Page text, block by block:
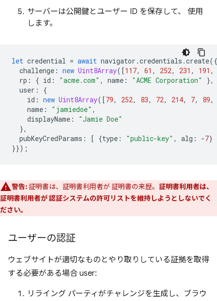
サーバーは公開鍵とユーザー ID を保存して、 使用
します。
let credential = await navigator .credentials .create({
challenge : new Uint8Array([117, 61 , 252, 231 , 191 ,
rp : { id : "acme.com" , name : "ACME Corporation"
},
user :
{
id : new Uint8Array([79, 252, 83, 72, 214, 7, 89,
name : "jamiedoe" ,
displayName :
"Jamie Doe"
},
pubKeyCredParams : [ {type : "public-key" , alg : -7}
}});
警告: 証明書は、証明書利用者が 証明書の来歴。 証明書利用者は、
証明書利用者が 認証システムの許可リストを維持しようとしないでく
ださい。
ユーザーの認証
ウェブサイトが適切なものとやり取りしている証拠を取得
する必要がある場合 user:
リライング パーティがチャレンジを生成し、ブラウ